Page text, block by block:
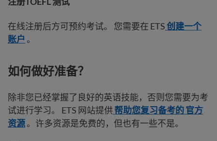
在线注册后方可预约考试。 您需要在 ETS创建一个
账户 。
如何做好准备？
除非您已经掌握了良好的英语技能，否则您需要为考
试进行学习。 ETS 网站提供帮助您复习备考的 官方
资源。许多资源是免费的，但也有一些不是。